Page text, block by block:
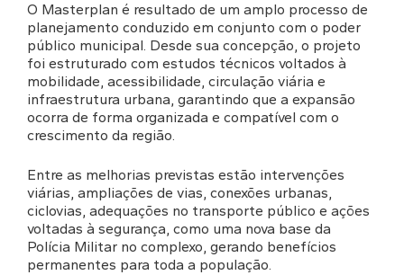
O Masterplan é resultado de um amplo processo de
planejamento conduzido em conjunto com o poder
público municipal. Desde sua concepção, o projeto
foi estruturado com estudos técnicos voltados à
mobilidade, acessibilidade, circulação viária e
infraestrutura urbana, garantindo que a expansão
ocorra de forma organizada e compatível com o
crescimento da região.
Entre as melhorias previstas estão intervenções
viárias, ampliações de vias, conexões urbanas,
ciclovias, adequações no transporte público e ações
voltadas à segurança, como uma nova base da
Polícia Militar no complexo, gerando benefícios
permanentes para toda a população.